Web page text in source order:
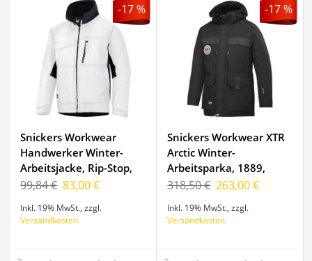
-17 %
Snickers Workwear
Handwerker Winter-
Arbeitsjacke, Rip-Stop,
1128, Farbe White/Black,
99,84 € 83,00 €
Inkl. 19% MwSt.,zzgl.
Versandkosten
-17 %
Snickers Workwear XTR
Arctic Winter-
Arbeitsparka, 1889,
Farbe Black, Größe XL
318,50 € 263,00 €
Inkl. 19% MwSt.,zzgl.
Versandkosten